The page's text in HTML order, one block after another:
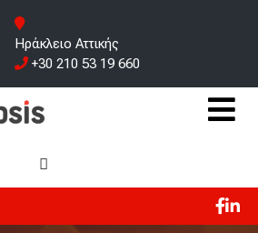
Ηράκλειο Αττικής
+30 210 53 19 660